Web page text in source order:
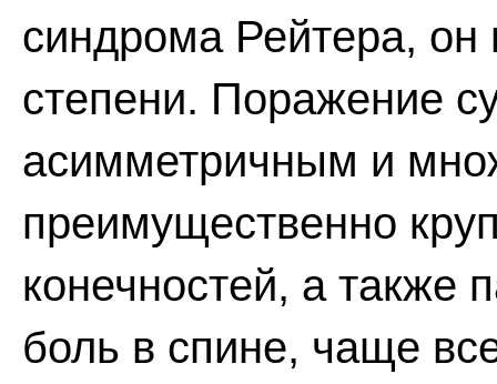
синдрома Рейтера,
степени. Поражение
асимметричным и
преимущественно
конечностей, а также
боль в спине, чаще